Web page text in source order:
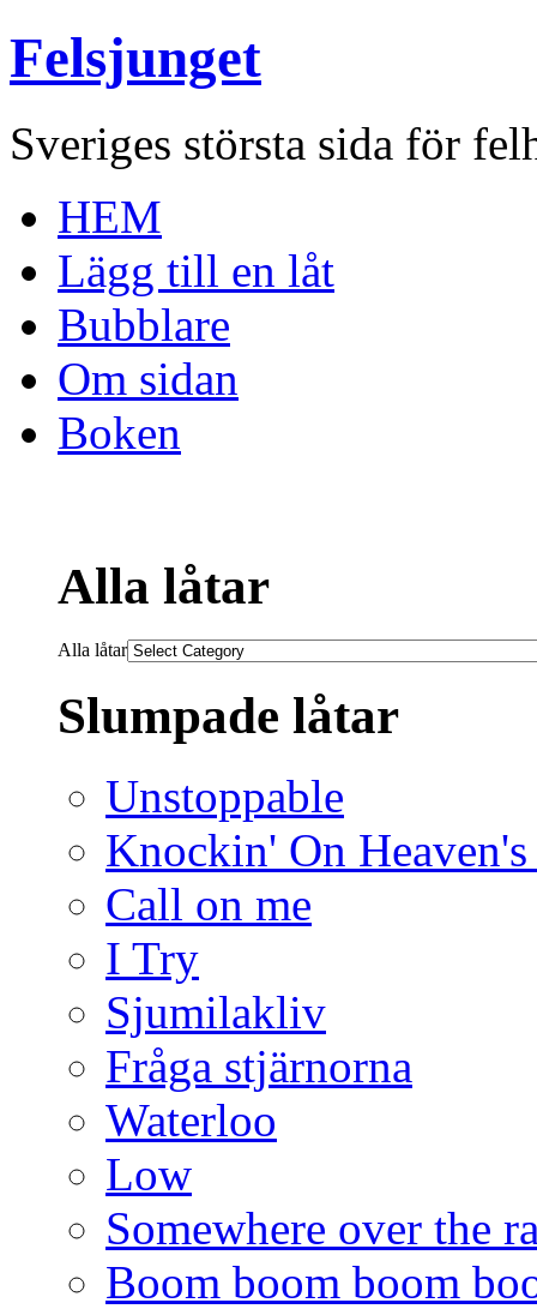
Felsjunget
Sveriges största sida för
HEM
Lägg till en låt
Bubblare
Om sidan
Boken
Alla låtar
Alla låtar
Slumpade låtar
Unstoppable
Knockin' On
Call on me
I Try
Sjumilakliv
Fråga stjärnorna
Waterloo
Low
Somewhere over the
Boom boom boom